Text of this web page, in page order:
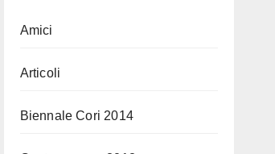
Amici
Articoli
Biennale Cori 2014